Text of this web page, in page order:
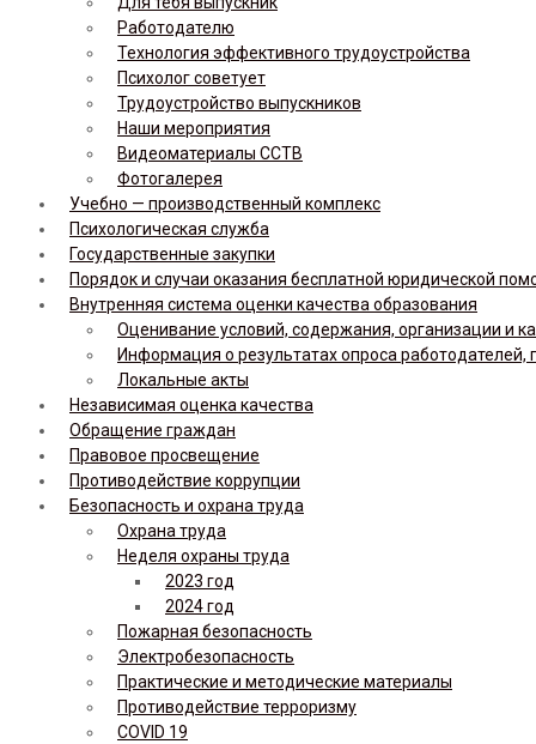
Работодателю
Технология эффективного трудоустройства
Психолог советует
Трудоустройство выпускников
Наши мероприятия
Видеоматериалы ССТВ
Фотогалерея
Учебно — производственный комплекс
Психологическая служба
Государственные закупки
Порядок и случаи оказания бесплатной юридической
Внутренняя система оценки качества образования
Оценивание условий, содержания, организации и
Информация о результатах опроса
Локальные акты
Независимая оценка качества
Обращение граждан
Правовое просвещение
Противодействие коррупции
Безопасность и охрана труда
Охрана труда
Неделя охраны труда
2023 год
2024 год
Пожарная безопасность
Электробезопасность
Практические и методические материалы
Противодействие терроризму
COVID 19